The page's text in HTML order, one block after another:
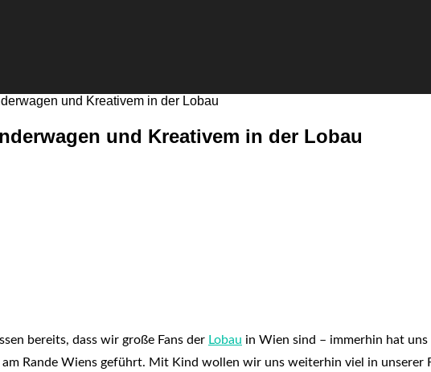
und Kreativem in der Lobau
und Kreativem in der Lobau
bereits, dass wir große Fans der Lobau in Wien sind – immerhin hat
Rande Wiens geführt. Mit Kind wollen wir uns weiterhin viel in unserer